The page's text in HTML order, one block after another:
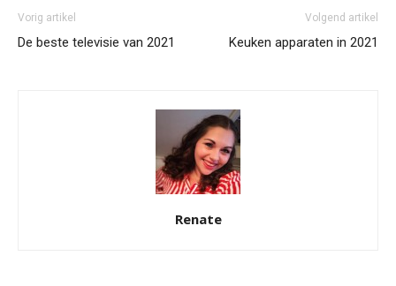
Vorig artikel
De beste televisie van 2021
Volgend artikel
Keuken apparaten in 2021
Renate